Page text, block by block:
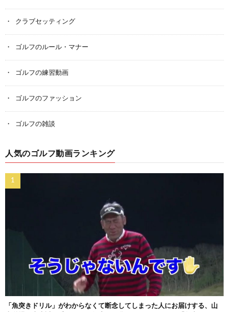
クラブセッティング
ゴルフのルール・マナー
ゴルフの練習動画
ゴルフのファッション
ゴルフの雑談
人気のゴルフ動画ランキング
「魚突きドリル」がわからなくて断念してしまった人にお届けする、山